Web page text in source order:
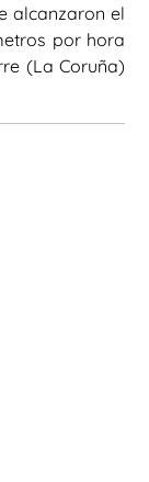
alcanzaron el
por hora
(La Coruña)